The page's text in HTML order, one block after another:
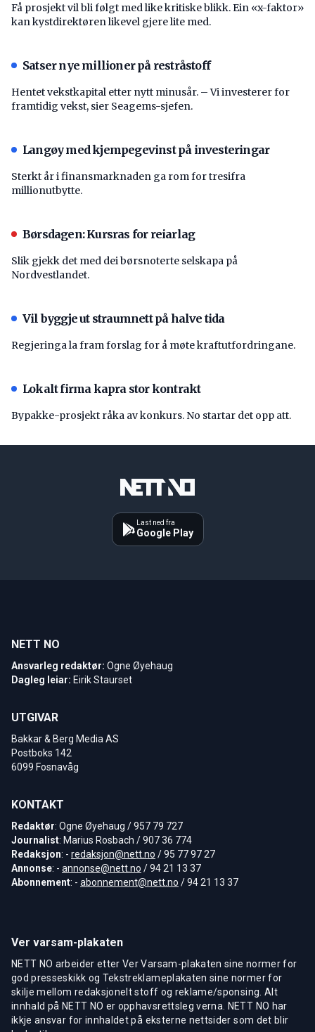
Få prosjekt vil bli følgt med like kritiske blikk. Ein «x-faktor»
kan kystdirektøren likevel gjere lite med.
Satser nye millioner på restråstoff
Hentet vekstkapital etter nytt minusår. – Vi investerer for
framtidig vekst, sier Seagems-sjefen.
Langøy med kjempegevinst på investeringar
Sterkt år i finansmarknaden ga rom for tresifra
millionutbytte.
Børsdagen: Kursras for reiarlag
Slik gjekk det med dei børsnoterte selskapa på
Nordvestlandet.
Vil byggje ut straumnett på halve tida
Regjeringa la fram forslag for å møte kraftutfordringane.
Lokalt firma kapra stor kontrakt
Bypakke-prosjekt råka av konkurs. No startar det opp att.
Last ned fra
Google Play
NETT NO
Ansvarleg redaktør: Ogne Øyehaug
Dagleg leiar: Eirik Staurset
UTGIVAR
Bakkar & Berg Media AS
Postboks 142
6099 Fosnavåg
KONTAKT
Redaktør: Ogne Øyehaug / 957 79 727
Journalist: Marius Rosbach / 907 36 774
Redaksjon: - redaksjon@nett.no / 95 77 97 27
Annonse: - annonse@nett.no / 94 21 13 37
Abonnement: - abonnement@nett.no / 94 21 13 37
Ver varsam-plakaten
NETT NO arbeider etter Ver Varsam-plakaten sine normer for
god presseskikk og Tekstreklameplakaten sine normer for
skilje mellom redaksjonelt stoff og reklame/sponsing. Alt
innhald på NETT NO er opphavsrettsleg verna. NETT NO har
ikkje ansvar for innhaldet på eksterne nettsider som det blir